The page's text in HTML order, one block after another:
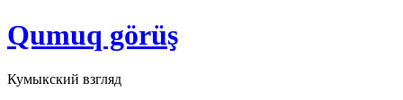
Qumuq görüş
Кумыкский взгляд